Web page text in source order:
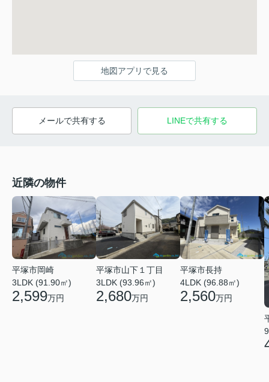
地図アプリで見る
メールで共有する LINEで共有する
近隣の物件
平塚市岡崎
3LDK (91.90㎡)
2,599万円
平塚市山下１丁目
3LDK (93.96㎡)
2,680万円
平塚市長持
4LDK (96.88㎡)
2,560万円